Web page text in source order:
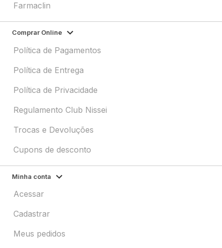
Farmaclin
Comprar Online
Política de Pagamentos
Política de Entrega
Política de Privacidade
Regulamento Club Nissei
Trocas e Devoluções
Cupons de desconto
Minha conta
Acessar
Cadastrar
Meus pedidos